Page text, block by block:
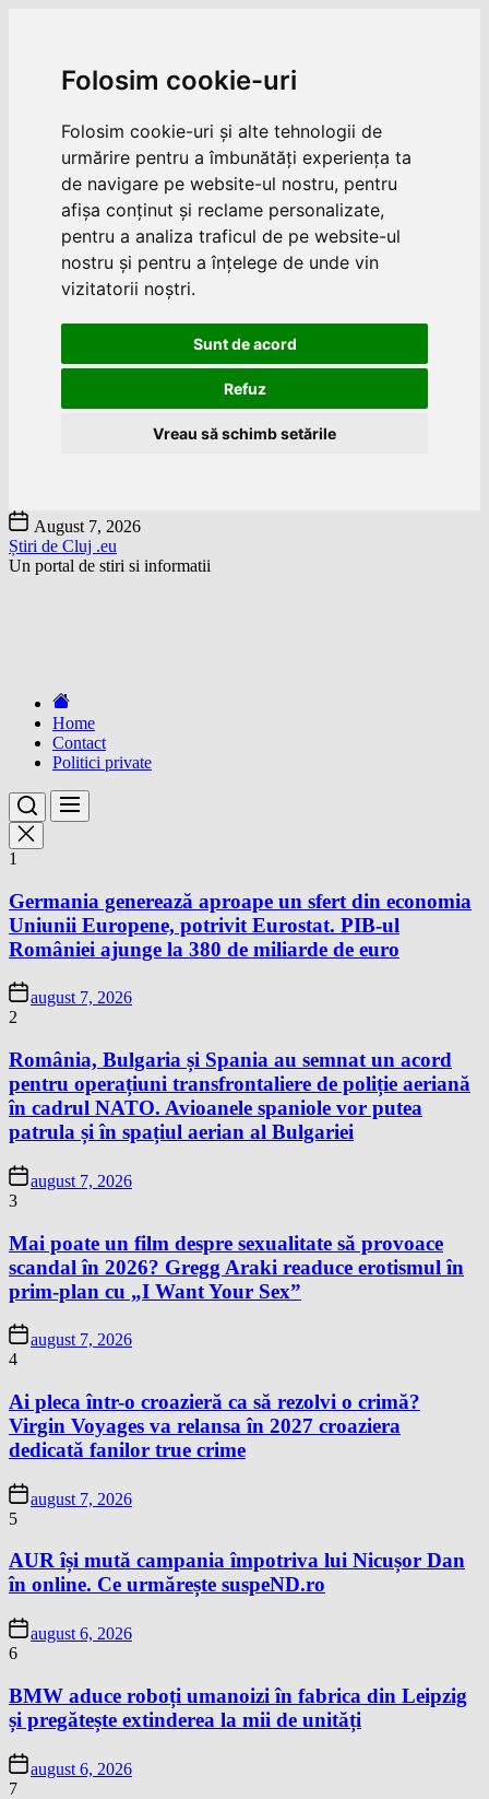
Folosim cookie-uri
Folosim cookie-uri și alte tehnologii de
urmărire pentru a îmbunătăți experiența ta
de navigare pe website-ul nostru, pentru
afișa conținut și reclame personalizate,
pentru a analiza traficul de pe website-ul
nostru și pentru a înțelege de unde vin
vizitatorii noștri.
Sunt de acord
Refuz
Vreau să schimb setările
Skip
to
the
content
August 7, 2026
Știri de Cluj .eu
Un portal de stiri si informatii
Home
Contact
Politici private
1
Germania generează aproape un sfert din economia
Uniunii Europene, potrivit Eurostat. PIB-ul
României ajunge la 380 de miliarde de euro
august 7, 2026
2
România, Bulgaria și Spania au semnat un acord
pentru operațiuni transfrontaliere de poliție aeriană
în cadrul NATO. Avioanele spaniole vor putea
patrula și în spațiul aerian al Bulgariei
august 7, 2026
3
Mai poate un film despre sexualitate să provoace
scandal în 2026? Gregg Araki readuce erotismul în
prim-plan cu „I Want Your Sex”
august 7, 2026
4
Ai pleca într-o croazieră ca să rezolvi o crimă?
Virgin Voyages va relansa în 2027 croaziera
dedicată fanilor true crime
august 7, 2026
5
AUR își mută campania împotriva lui Nicușor Dan
în online. Ce urmărește suspeND.ro
august 6, 2026
6
BMW aduce roboți umanoizi în fabrica din Leipzig
și pregătește extinderea la mii de unități
august 6, 2026
7